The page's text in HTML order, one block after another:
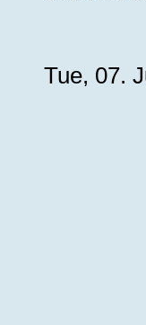
Tue, 07.